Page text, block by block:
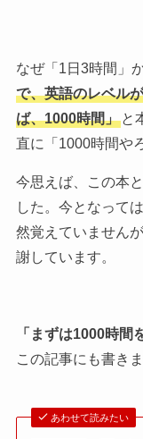
なぜ「1日3時間」
で、英語のレベル
ば、1000時間」と
直に「1000時間や
今思えば、この本
した。今となって
然覚えていません
謝しています。
「まずは1000時間
この記事にも書きま
あわせて読みたい